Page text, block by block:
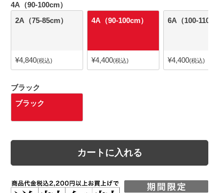
4A（90-100cm）
2A（75-85cm）
¥4,840 税込
4A（90-100cm）
¥4,400 税込
6A（100-
¥4,400 税込
ブラック
ブラック
カートに入れる